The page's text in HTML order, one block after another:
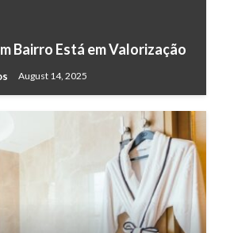
Bairro Está em Valorização
August 14, 2025